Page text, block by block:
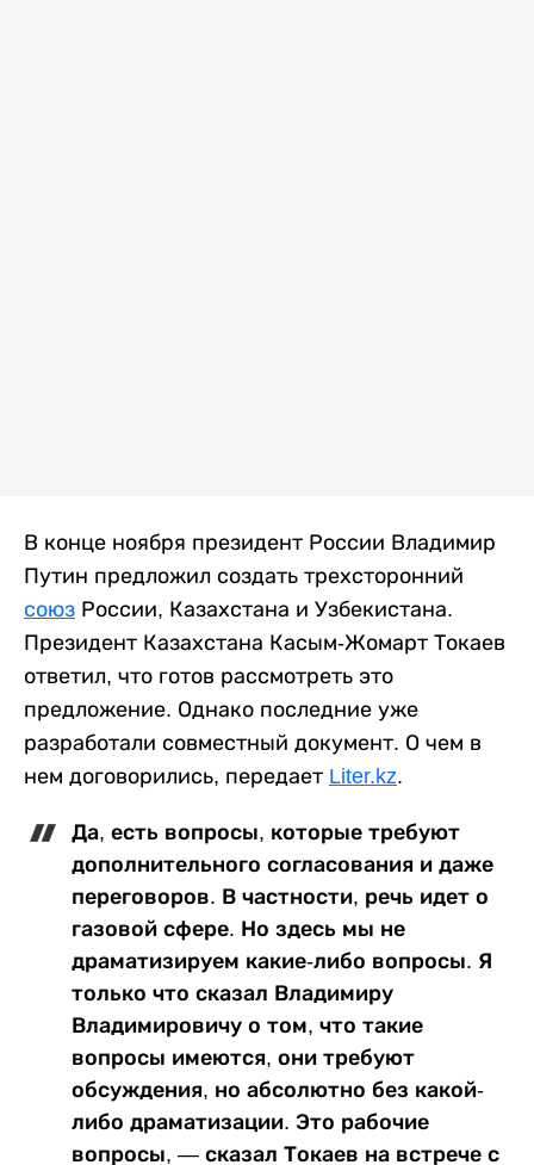
В конце ноября президент России Владимир
Путин предложил создать трехсторонний
союз России, Казахстана и Узбекистана.
Президент Казахстана Касым-Жомарт Токаев
ответил, что готов рассмотреть это
предложение. Однако последние уже
разработали совместный документ. О чем в
нем договорились, передает Liter.kz.
Да, есть вопросы, которые требуют
дополнительного согласования и даже
переговоров. В частности, речь идет о
газовой сфере. Но здесь мы не
драматизируем какие-либо вопросы. Я
только что сказал Владимиру
Владимировичу о том, что такие
вопросы имеются, они требуют
обсуждения, но абсолютно без какой-
либо драматизации. Это рабочие
вопросы, — сказал Токаев на встрече с